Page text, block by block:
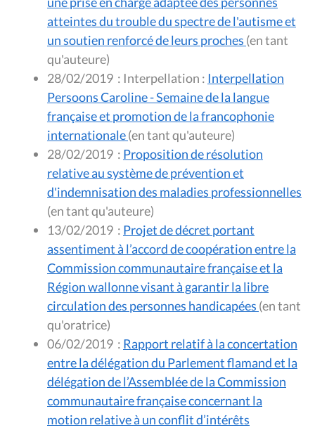
atteintes du trouble du spectre de l'autisme et
un soutien renforcé de leurs proches (en tant
qu'auteure)
28/02/2019 : Interpellation : Interpellation
Persoons Caroline - Semaine de la langue
française et promotion de la francophonie
internationale
(en tant qu'auteure)
28/02/2019 : Proposition de résolution
relative au système de prévention et
d'indemnisation des maladies professionnelles
(en tant qu'auteure)
13/02/2019 : Projet de décret portant
assentiment à l’accord de coopération entre la
Commission communautaire française et la
Région wallonne visant à garantir la libre
circulation des personnes handicapées (en tant
qu'oratrice)
06/02/2019 : Rapport relatif à la concertation
entre la délégation du Parlement flamand et la
délégation de l’Assemblée de la Commission
communautaire française concernant la
motion relative à un conflit d’intérêts